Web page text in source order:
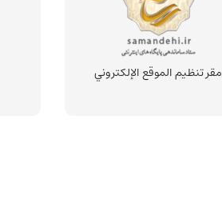
مقر تنظيم الموقع الإلكتروني